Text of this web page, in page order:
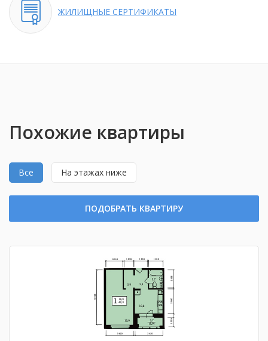
ЖИЛИЩНЫЕ СЕРТИФИКАТЫ
Похожие квартиры
Все На этажах ниже
ПОДОБРАТЬ КВАРТИРУ